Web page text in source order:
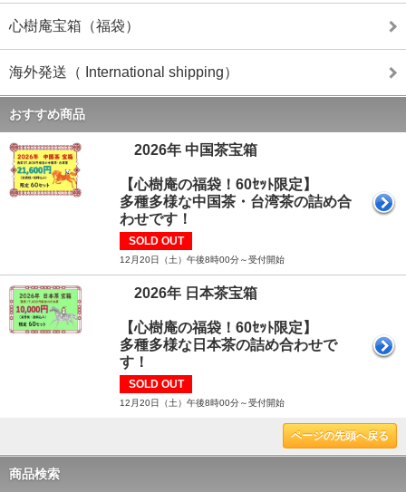
心樹庵宝箱（福袋）
海外発送（ International shipping）
おすすめ商品
2026年 中国茶宝箱
【心樹庵の福袋！60ｾｯﾄ限定】
多種多様な中国茶・台湾茶の詰め合
わせです！
SOLD OUT
12月20日（土）午後8時00分～受付開始
2026年 日本茶宝箱
【心樹庵の福袋！60ｾｯﾄ限定】
多種多様な日本茶の詰め合わせで
す！
SOLD OUT
12月20日（土）午後8時00分～受付開始
ページの先頭へ戻る
商品検索